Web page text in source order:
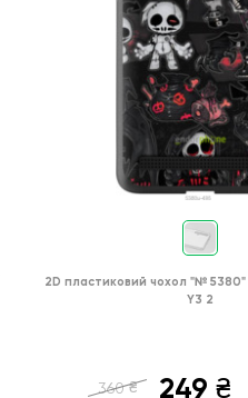
2D пластиковий чохол "№ 5380"
Y3 2
360 ₴ 249 ₴